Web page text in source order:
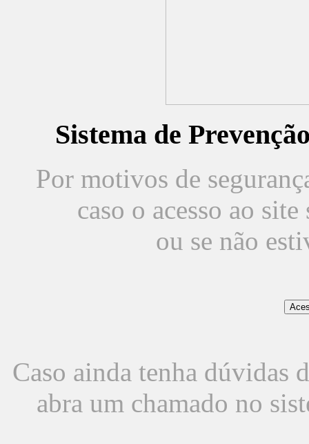
Sistema de
Por motivos de
caso o acesso ao
ou se não
Caso ainda tenha dúvidas
abra um chamado no